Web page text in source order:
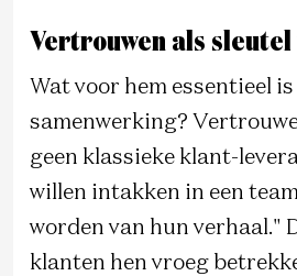
Vertrouwen als
Wat voor hem essentieel
samenwerking?
geen klassieke klant-
willen intakken in een
worden van hun verhaal."
klanten hen vroeg